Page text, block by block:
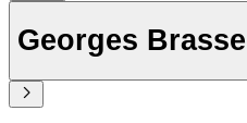
Georges